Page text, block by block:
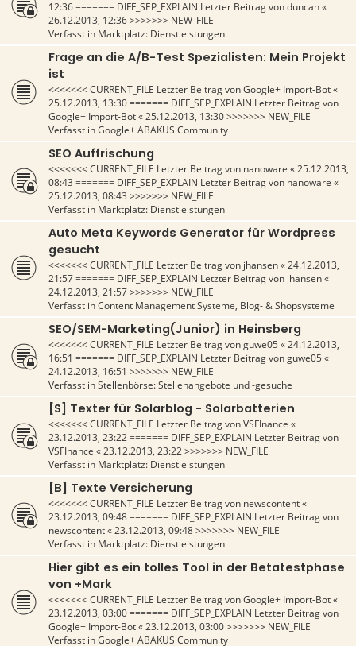
12:36======= DIFF_SEP_EXPLAIN Letzter Beitrag vonduncan«
26.12.2013, 12:36>>>>>>> NEW_FILE
Verfasst in Marktplatz: Dienstleistungen
Frage an die A/B-Test Spezialisten: Mein Projekt
ist
<<<<<<< CURRENT_FILE Letzter Beitrag vonGoogle+ Import-Bot«
25.12.2013, 13:30======= DIFF_SEP_EXPLAIN Letzter Beitrag von
Google+ Import-Bot«25.12.2013, 13:30>>>>>>> NEW_FILE
Verfasst inGoogle+ ABAKUS Community
SEO Auffrischung
<<<<<<< CURRENT_FILE Letzter Beitrag von nanoware «25.12.2013,
08:43 ======= DIFF_SEP_EXPLAIN Letzter Beitrag von nanoware «
25.12.2013, 08:43 >>>>>>> NEW_FILE
Verfasst in Marktplatz: Dienstleistungen
Auto Meta Keywords Generator für Wordpress
gesucht
<<<<<<< CURRENT_FILE Letzter Beitrag von jhansen«24.12.2013,
21:57======= DIFF_SEP_EXPLAIN Letzter Beitrag von jhansen«
24.12.2013, 21:57>>>>>>> NEW_FILE
Verfasst inContent Management Systeme, Blog- & Shopsysteme
SEO/SEM-Marketing(Junior) in Heinsberg
<<<<<<< CURRENT_FILE Letzter Beitrag vonguwe05«24.12.2013,
16:51 ======= DIFF_SEP_EXPLAIN Letzter Beitrag vonguwe05«
24.12.2013, 16:51 >>>>>>> NEW_FILE
Verfasst inStellenbörse: Stellenangebote und -gesuche
[S] Texter für Solarblog - Solarbatterien
<<<<<<< CURRENT_FILE Letzter Beitrag vonVSFInance «
23.12.2013, 23:22======= DIFF_SEP_EXPLAIN Letzter Beitrag von
VSFInance «23.12.2013, 23:22>>>>>>> NEW_FILE
Verfasst in Marktplatz: Dienstleistungen
[B] Texte Versicherung
<<<<<<< CURRENT_FILE Letzter Beitrag von newscontent«
23.12.2013, 09:48======= DIFF_SEP_EXPLAIN Letzter Beitrag von
newscontent«23.12.2013, 09:48>>>>>>> NEW_FILE
Verfasst in Marktplatz: Dienstleistungen
Hier gibt es ein tolles Tool in der Betatestphase
von +Mark
<<<<<<< CURRENT_FILE Letzter Beitrag vonGoogle+ Import-Bot«
23.12.2013, 03:00======= DIFF_SEP_EXPLAIN Letzter Beitrag von
Google+ Import-Bot«23.12.2013, 03:00>>>>>>> NEW_FILE
Verfasst inGoogle+ ABAKUS Community